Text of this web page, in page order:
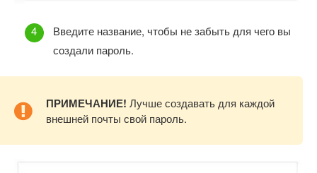
Введите название, чтобы не забыть для чего вы
создали пароль.
ПРИМЕЧАНИЕ! Лучше создавать для каждой
внешней почты свой пароль.